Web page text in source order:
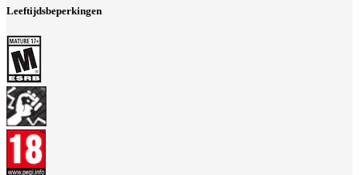
Leeftijdsbeperkingen